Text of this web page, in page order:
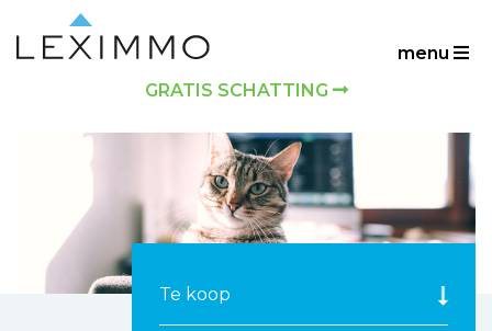
menu
GRATIS SCHATTING